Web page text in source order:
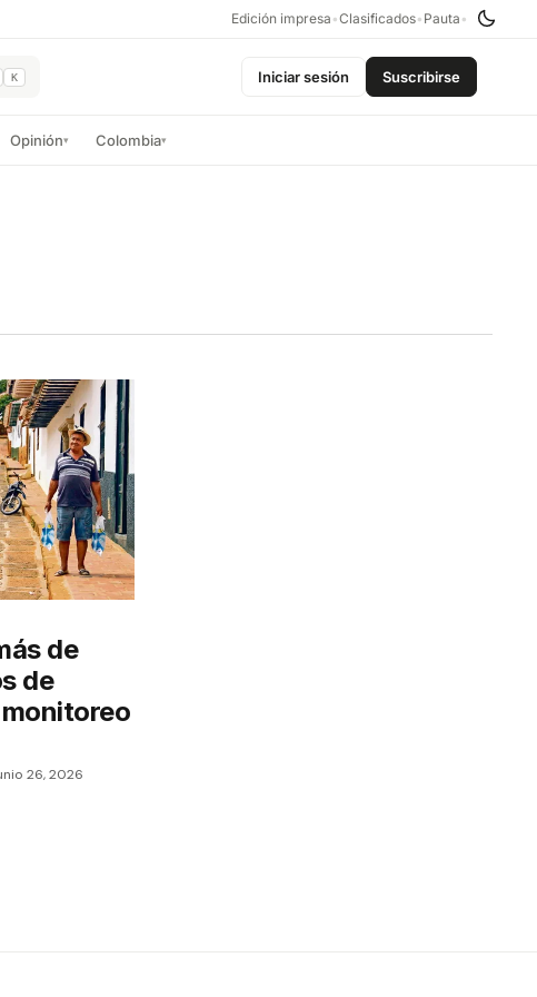
Edición impresa •Clasificados• Pauta •
K Iniciar sesión Suscribirse
Opinión▾ Colombia▾
de
de
26, 2026